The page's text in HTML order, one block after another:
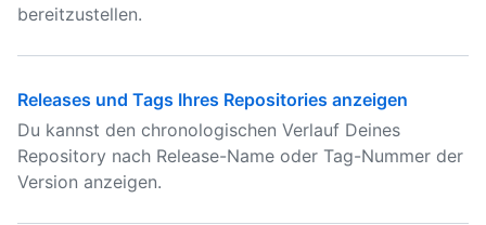
bereitzustellen.
Releases und Tags Ihres Repositories anzeigen
Du kannst den chronologischen Verlauf Deines
Repository nach Release-Name oder Tag-Nummer der
Version anzeigen.